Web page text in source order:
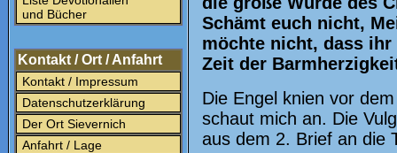
und Bücher
Kontakt / Ort / Anfahrt
Kontakt / Impressum
Datenschutzerklärung
Der Ort Sievernich
Anfahrt / Lage
Schämt euch nicht,
möchte nicht, dass
Zeit der
Die Engel knien vor
schaut mich an. Die
aus dem 2. Brief an die